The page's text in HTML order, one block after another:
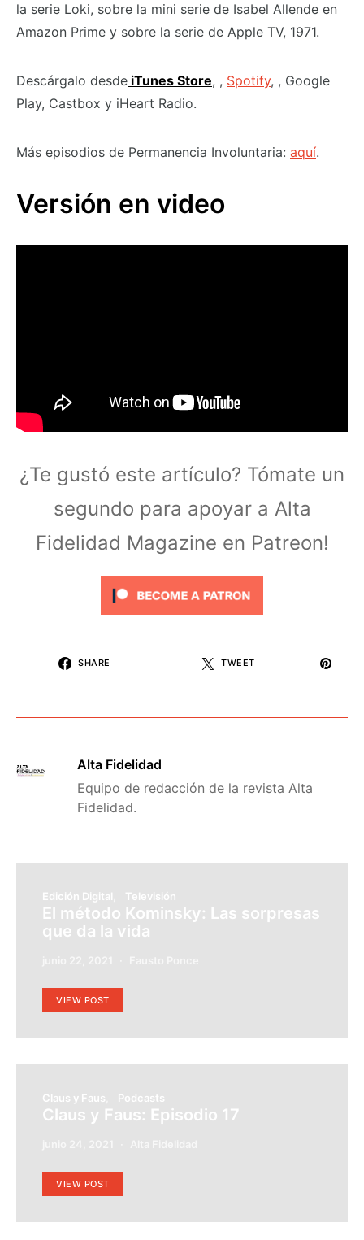
la serie Loki, sobre la mini serie de Isabel Allende en
Amazon Prime y sobre la serie de Apple TV, 1971.
Descárgalo desde iTunes Store, , Spotify, , Google
Play, Castbox y iHeart Radio.
Más episodios de Permanencia Involuntaria: aquí.
Versión en video
¿Te gustó este artículo? Tómate un
segundo para apoyar a Alta
Fidelidad Magazine en Patreon!
SHARE TWEET
Alta Fidelidad
Equipo de redacción de la revista Alta
Fidelidad.
Edición Digital Televisión
El método Kominsky: Las sorpresas
que da la vida
VIEW POST
Claus y Faus Podcasts
Claus y Faus: Episodio 17
VIEW POST